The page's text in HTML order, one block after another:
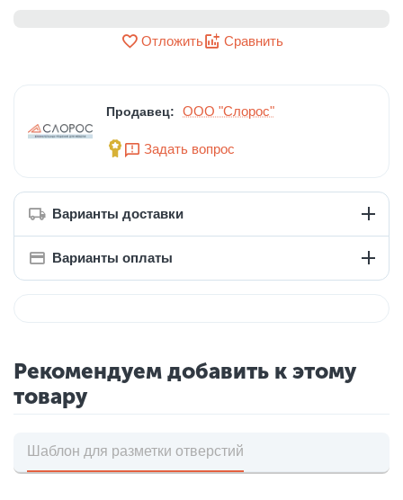
Отложить Сравнить
Продавец: ООО "Слорос"
Задать вопрос
Варианты доставки
Варианты оплаты
Рекомендуем добавить к этому
товару
Шаблон для разметки отверстий